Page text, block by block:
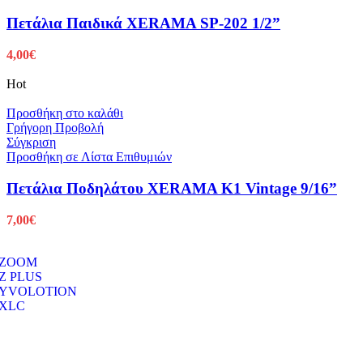
Πετάλια Παιδικά XERAMA SP-202 1/2”
4,00€
Hot
Προσθήκη στο καλάθι
Γρήγορη Προβολή
Σύγκριση
Προσθήκη σε Λίστα Επιθυμιών
Πετάλια Ποδηλάτου XERAMA K1 Vintage 9/16”
7,00€
PLUS